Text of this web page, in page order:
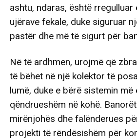
ashtu, ndaras, është rregulluar
ujërave fekale, duke siguruar
pastër dhe më të sigurt për
Në të ardhmen, urojmë që
të bëhet në një kolektor të
lumë, duke e bërë sistemin më
qëndrueshëm në kohë.
mirënjohës dhe falënderues
projekti të rëndësishëm për